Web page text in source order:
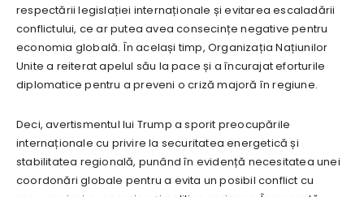
respectării legislației internaționale și evitarea escaladării
conflictului, ce ar putea avea consecințe negative pentru
economia globală. În același timp, Organizația Națiunilor
Unite a reiterat apelul său la pace și a încurajat eforturile
diplomatice pentru a preveni o criză majoră în regiune.
Deci, avertismentul lui Trump a sporit preocupările
internaționale cu privire la securitatea energetică și
stabilitatea regională, punând în evidență necesitatea unei
coordonări globale pentru a evita un posibil conflict cu